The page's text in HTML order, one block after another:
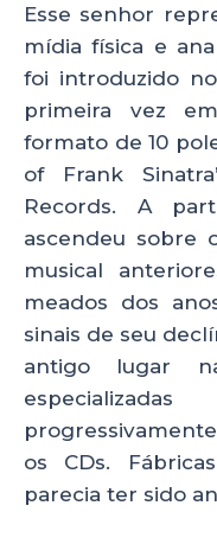
a
ts
A
p
p
c
e
b
o
o
k
Esse senhor
mídia física e
foi introduzido
primeira vez
formato de 10
of Frank
Records. A
ascendeu sobre
musical
meados dos
sinais de seu
antigo lugar
os CDs.
parecia ter sido